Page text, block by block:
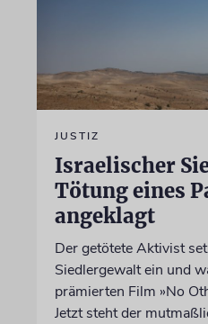
JUSTIZ
Israelischer
Tötung eines
angeklagt
Der getötete Aktivist
Siedlergewalt ein und
prämierten Film »No
Jetzt steht der